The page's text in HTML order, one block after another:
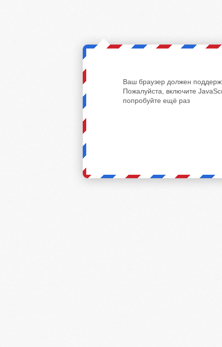
Ваш браузер должен
Пожалуйста, включите
попробуйте ещё раз